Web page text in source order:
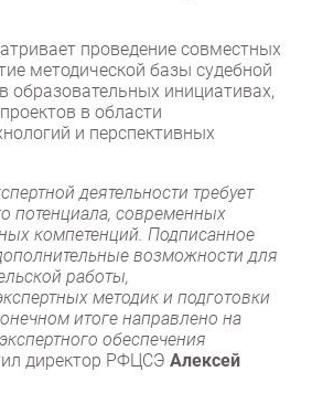
проведение совместных
методической базы судебной
образовательных инициативах,
в области
и перспективных
деятельности требует
потенциала, современных
компетенций. Подписанное
возможности для
работы,
методик и подготовки
итоге направлено на
обеспечения
директор РФЦСЭ Алексей